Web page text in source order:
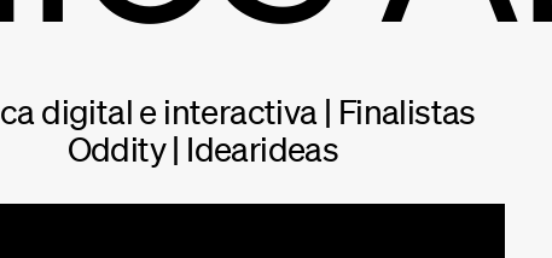
digital e interactiva | Finalistas
Oddity | Idearideas